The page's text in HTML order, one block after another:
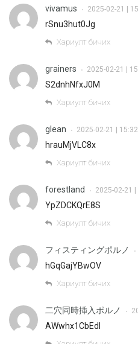
vivamus • 2025-02-21 |
rSnu3hut0Jg
Хариулт бичих
grainers • 2025-02-21 |
S2dnhNfxJ0M
Хариулт бичих
glean • 2025-02-21 | 15:32
hrauMjVLC8x
Хариулт бичих
forestland • 2025-02-21 |
YpZDCKQrE8S
Хариулт бичих
フィスティングポルノ •
hGqGajYBwOV
Хариулт бичих
二穴同時挿入ポルノ •
AWwhx1CbEdl